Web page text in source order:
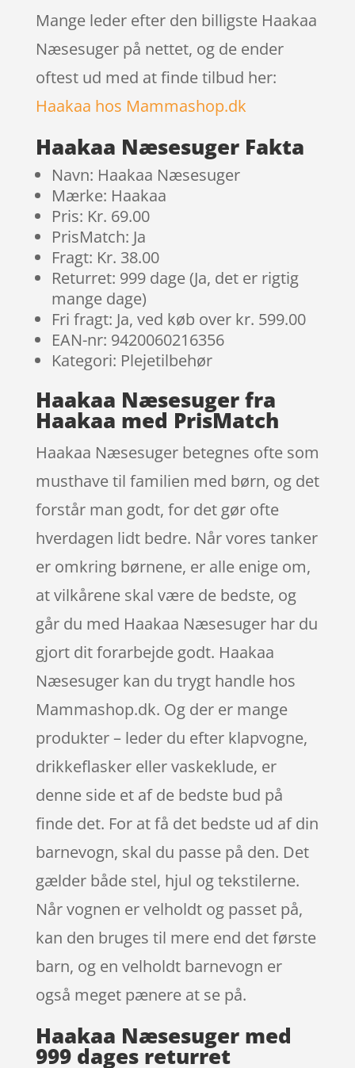
Mange leder efter den billigste Haakaa
Næsesuger på nettet, og de ender
oftest ud med at finde tilbud her:
Haakaa hos Mammashop.dk
Haakaa Næsesuger Fakta
Navn: Haakaa Næsesuger
Mærke: Haakaa
Pris: Kr. 69.00
PrisMatch: Ja
Fragt: Kr. 38.00
Returret: 999 dage (Ja, det er rigtig
mange dage)
Fri fragt: Ja, ved køb over kr. 599.00
EAN-nr: 9420060216356
Kategori: Plejetilbehør
Haakaa Næsesuger fra
Haakaa med PrisMatch
Haakaa Næsesuger betegnes ofte som
musthave til familien med børn, og det
forstår man godt, for det gør ofte
hverdagen lidt bedre. Når vores tanker
er omkring børnene, er alle enige om,
at vilkårene skal være de bedste, og
går du med Haakaa Næsesuger har du
gjort dit forarbejde godt. Haakaa
Næsesuger kan du trygt handle hos
Mammashop.dk. Og der er mange
produkter – leder du efter klapvogne,
drikkeflasker eller vaskeklude, er
denne side et af de bedste bud på
finde det. For at få det bedste ud af din
barnevogn, skal du passe på den. Det
gælder både stel, hjul og tekstilerne.
Når vognen er velholdt og passet på,
kan den bruges til mere end det første
barn, og en velholdt barnevogn er
også meget pænere at se på.
Haakaa Næsesuger med
999 dages returret